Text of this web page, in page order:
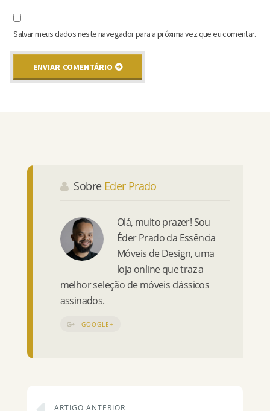
Salvar meus dados neste navegador para a próxima vez que eu comentar.
Sobre Eder Prado
Olá, muito prazer! Sou
Éder Prado da Essência
Móveis de Design, uma
loja online que traz a
melhor seleção de móveis clássicos
assinados.
GOOGLE+
ARTIGO ANTERIOR